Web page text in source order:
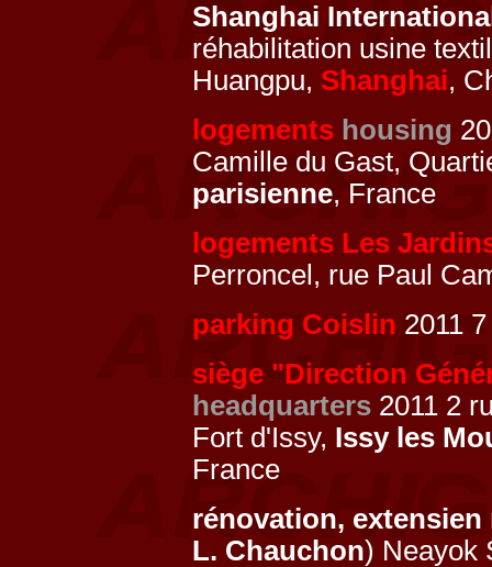
Shanghai
réhabilitation usine
Huangpu, Shanghai,
logements housing
Camille du Gast,
parisienne, France
logements Les
Perroncel, rue Paul
parking Coislin 2011
siège "Direction
headquarters 2011 2
Fort d'Issy, Issy les
France
rénovation,
L. Chauchon) Neayok